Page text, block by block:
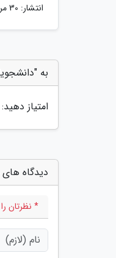
انتشار: 30 مرداد 1400
به
امتیاز دهید:
دیدگاه
* نظرتان